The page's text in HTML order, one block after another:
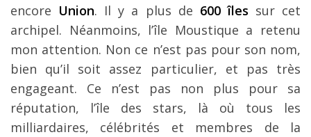
encore Union. Il y a plus de 600 îles sur cet
archipel. Néanmoins, l’île Moustique a retenu
mon attention. Non ce n’est pas pour son nom,
bien qu’il soit assez particulier, et pas très
engageant. Ce n’est pas non plus pour sa
réputation, l’île des stars, là où tous les
milliardaires, célébrités et membres de la